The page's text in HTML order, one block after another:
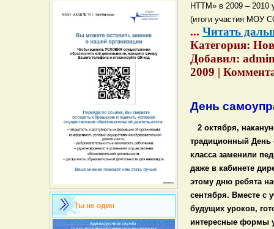
Ты не один
НТТМ» в 2009 – 2010
(итоги участия МОУ
... Читать
Категория:
Добавил:
2009 |
День
2 октября,
традиционный День
класса заменили
даже в кабинете
этому дню ребята
сентября. Вместе с
будущих уроков,
интересные формы